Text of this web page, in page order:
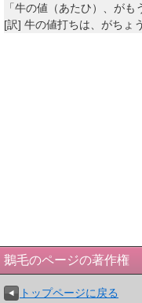
「牛の値（あたひ）、がも
[訳] 牛の値打ちは、がちょ
鵝毛のページの著作権
トップページに戻る